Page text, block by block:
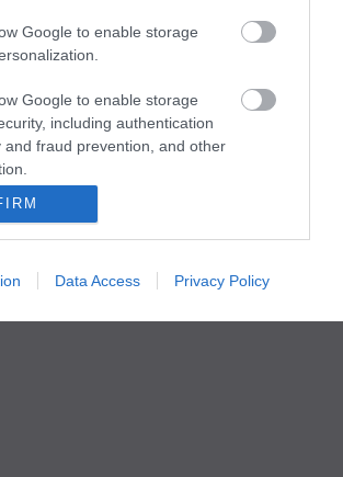
Google to enable storage
Google to enable storage
including authentication
and fraud prevention, and other
Data Access Privacy Policy
ma.hu RSS csatornái